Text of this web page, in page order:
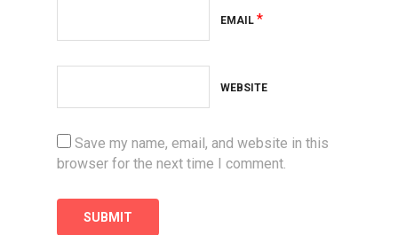
EMAIL *
WEBSITE
Save my name, email, and website in this
browser for the next time I comment.